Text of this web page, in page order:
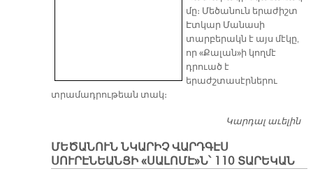
մը։ Մեծանուն երաժիշտ
Էտկար Մանասի
տարբերակն է այս մէկը,
որ «Քալան»ի կողմէ
դրուած է
երաժշտասէրներու
տրամադրութեան տակ։
Կարդալ աւելին
ՄԵԾԱՆՈՒՆ ՆԿԱՐԻՉ ՎԱՐԴԳԷՍ
ՍՈՒՐԷՆԵԱՆՑԻ «ՍԱԼՈՄԷ»Ն՝ 110 ՏԱՐԵԿԱՆ